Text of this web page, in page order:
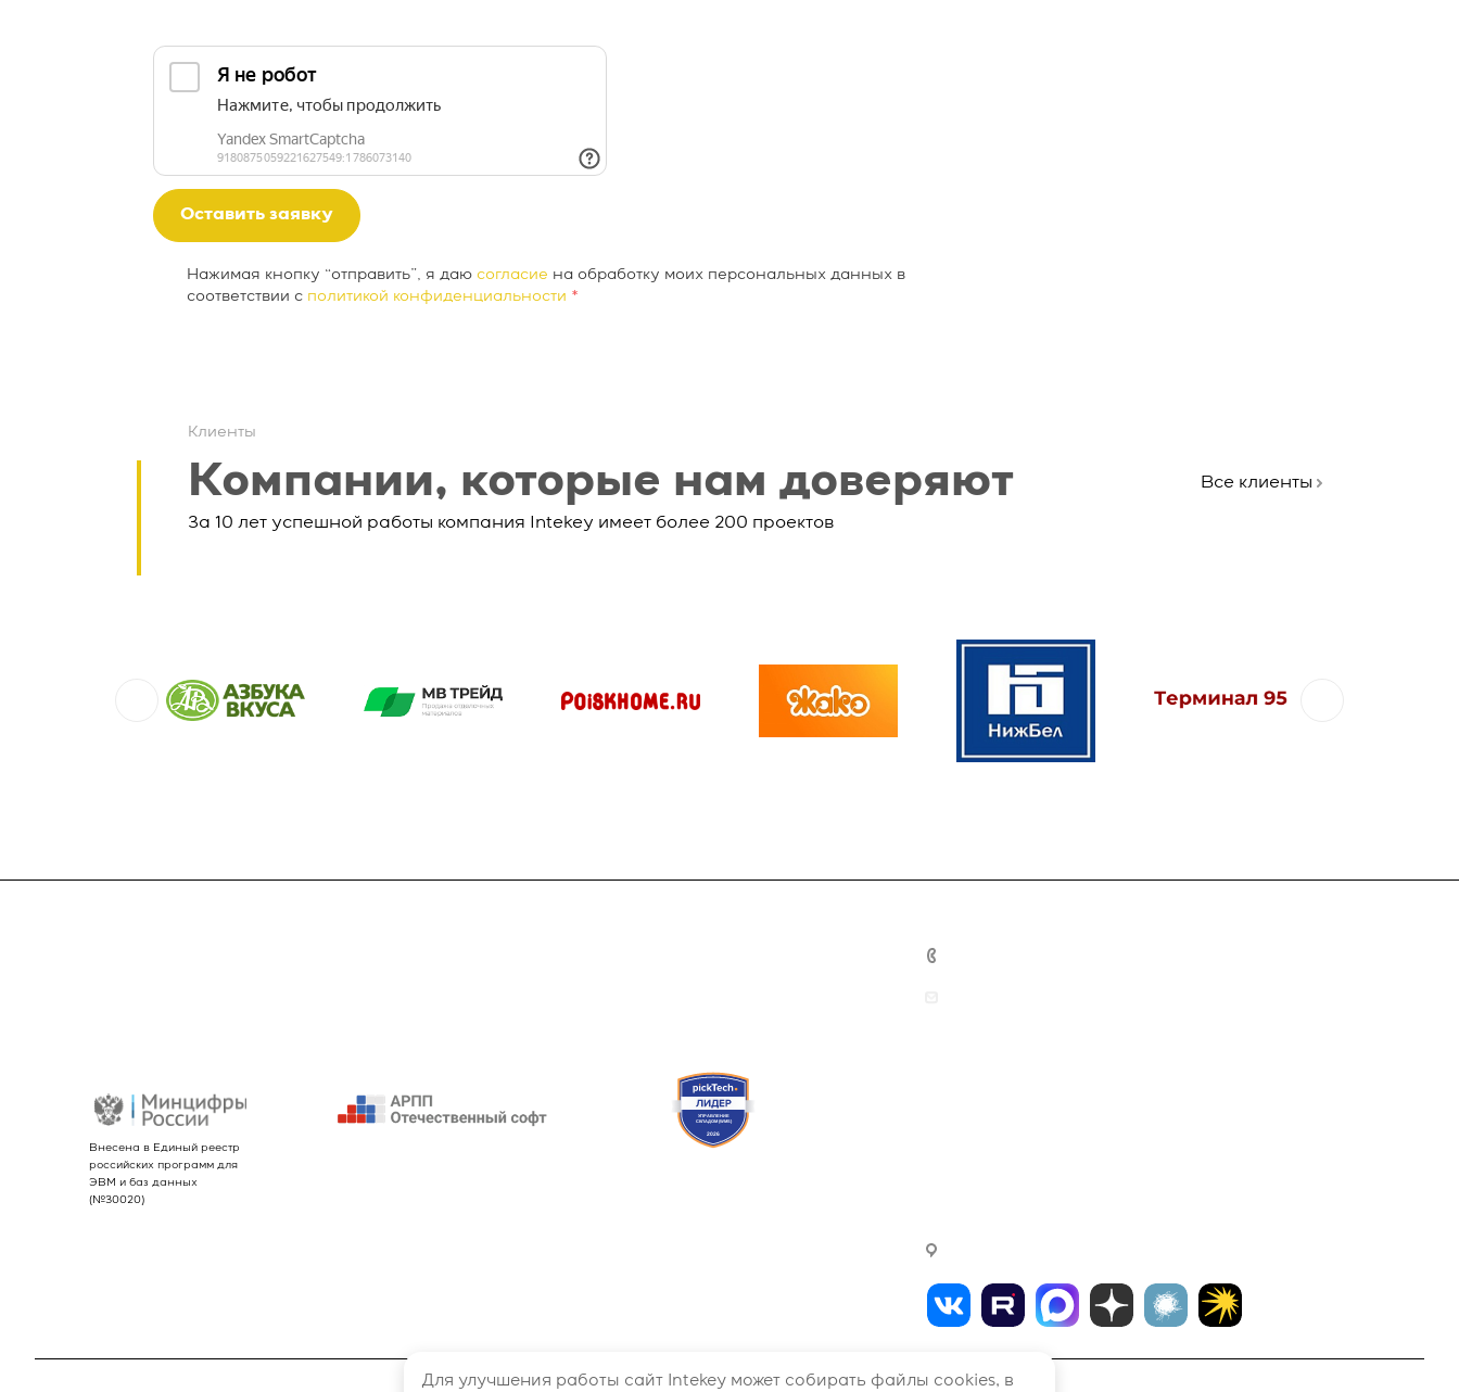
Оставить заявку
Нажимая кнопку “отправить”, я даю согласие на обработку моих персональных данных в
соответствии с политикой конфиденциальности *
Клиенты
Компании, которые нам доверяют Все клиенты
За 10 лет успешной работы компания Intekey имеет более 200 проектов
Внесена в Единый реестр
российских программ для
ЭВМ и баз данных
(№30020)
Для улучшения работы сайт Intekey может собирать файлы cookies, в